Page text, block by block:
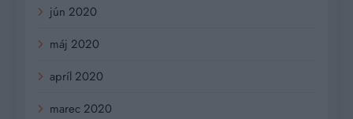
jún 2020
máj 2020
apríl 2020
marec 2020